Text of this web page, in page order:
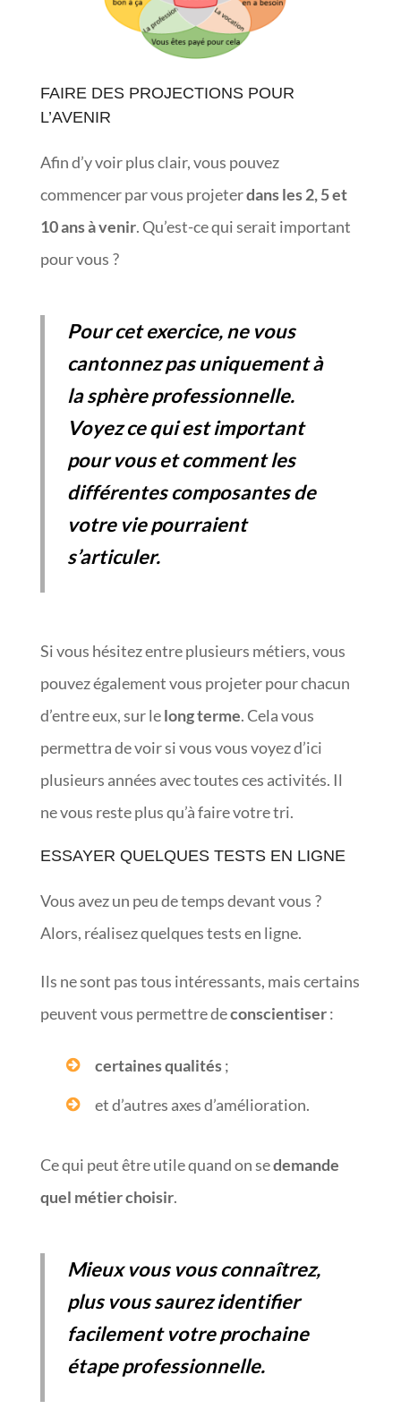
FAIRE DES PROJECTIONS POUR
L’AVENIR
Afin d’y voir plus clair, vous pouvez
commencer par vous projeterdans les 2, 5 et
10 ans à venir. Qu’est-ce qui serait important
pour vous ?
Pour cet exercice, ne vous
cantonnez pas uniquement à
la sphère professionnelle.
Voyez ce qui est important
pour vous et comment les
différentes composantes de
votre vie pourraient
s’articuler.
Si vous hésitez entre plusieurs métiers, vous
pouvez également vous projeter pour chacun
d’entre eux, sur lelong terme. Cela vous
permettra de voir si vous vous voyez d’ici
plusieurs années avec toutes ces activités. Il
ne vous reste plus qu’à faire votre tri.
ESSAYER QUELQUES TESTS EN LIGNE
Vous avez un peu de temps devant vous ?
Alors, réalisez quelques tests en ligne.
Ils ne sont pas tous intéressants, mais certains
peuvent vous permettre deconscientiser:
certaines qualités;
et d’autres axes d’amélioration.
Ce qui peut être utile quand on sedemande
quel métier choisir.
Mieux vous vous connaîtrez,
plus vous saurez identifier
facilement votre prochaine
étape professionnelle.